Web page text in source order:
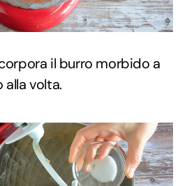
il burro morbido a
alla volta.